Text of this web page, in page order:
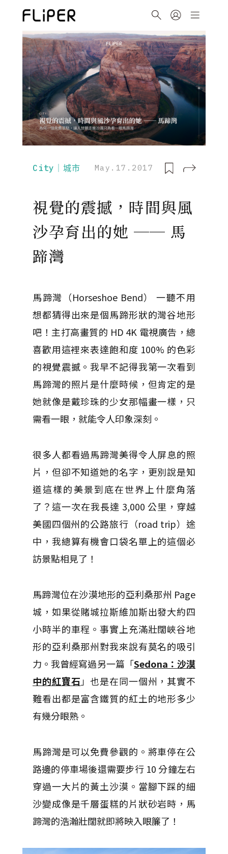
City｜城市 May.17.2017
視覺的震撼，時間與風
沙孕育出的她 ── 馬
蹄灣
馬蹄灣（Horseshoe Bend） 一聽不用
想都猜得出來是個馬蹄形狀的灣谷地形
吧！主打高畫質的 HD 4K 電視廣告，總
喜歡用這裡來表達飽和度 100% 的色彩
的視覺震撼。我早不記得我第一次看到
馬蹄灣的照片是什麼時候，但肯定的是
她就像是戴珍珠的少女那幅畫一樣，只
需看一眼，就能令人印象深刻。
很多人都看過馬蹄灣美得令人屏息的照
片，但卻不知道她的名字，更別說是知
道這樣的美景到底在世界上什麼角落
了？這一次在我長達 3,000 公里，穿越
美國四個州的公路旅行（road trip）途
中，我總算有機會口袋名單上的這個必
訪景點相見了！
馬蹄灣位在沙漠地形的亞利桑那州 Page
城，如果從賭城拉斯維加斯出發大約四
小時半的車程。事實上充滿壯闊峽谷地
形的亞利桑那州對我來說有莫名的吸引
力。我曾經寫過另一篇「Sedona：沙漠
中的紅寶石 」也是在同一個州，其實不
難看出都是富含鐵質的紅土的地形多少
有幾分眼熟。
馬蹄灣是可以免費參觀的。將車停在公
路邊的停車場後還需要步行 10 分鐘左右
穿過一大片的黃土沙漠。當腳下踩的細
沙變成像是千層蛋糕的片狀砂岩時，馬
蹄灣的浩瀚壯闊就即將映入眼簾了！